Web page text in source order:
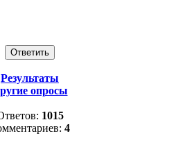
Результаты
опросы
1015
4